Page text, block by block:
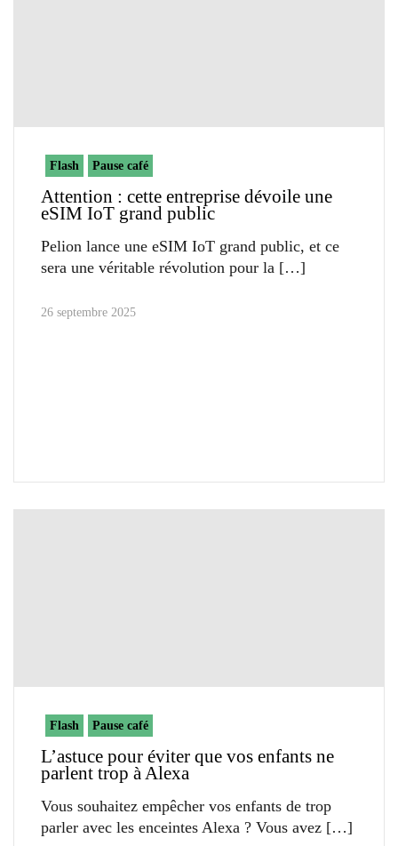
Flash Pause café
Attention : cette entreprise dévoile une
eSIM IoT grand public
Pelion lance une eSIM IoT grand public, et ce
sera une véritable révolution pour la
26 septembre 2025
Flash Pause café
L’astuce pour éviter que vos enfants ne
parlent trop à Alexa
Vous souhaitez empêcher vos enfants de trop
parler avec les enceintes Alexa ? Vous avez